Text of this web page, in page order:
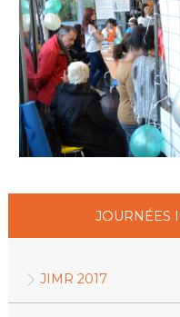
JOURNÉES
JIMR 2017